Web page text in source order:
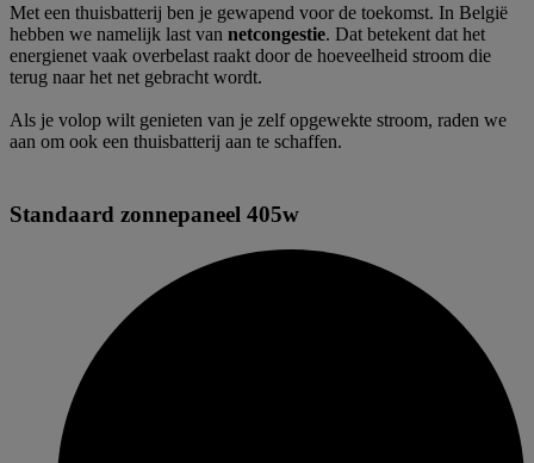
Met een thuisbatterij ben je gewapend voor de toekomst. In België
hebben we namelijk last van netcongestie. Dat betekent dat het
energienet vaak overbelast raakt door de hoeveelheid stroom die
terug naar het net gebracht wordt.
Als je volop wilt genieten van je zelf opgewekte stroom, raden we
aan om ook een thuisbatterij aan te schaffen.
Standaard zonnepaneel 405w